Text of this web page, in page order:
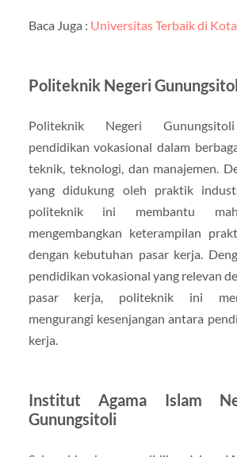
Baca Juga : Universitas Terbaik di
Politeknik Negeri
Politeknik Negeri
pendidikan vokasional dalam
teknik, teknologi, dan manajemen.
yang didukung oleh praktik
politeknik ini membantu
mengembangkan keterampilan
dengan kebutuhan pasar kerja.
pendidikan vokasional yang relevan
pasar kerja, politeknik ini
mengurangi kesenjangan antara
kerja.
Institut Agama Islam
Gunungsitoli